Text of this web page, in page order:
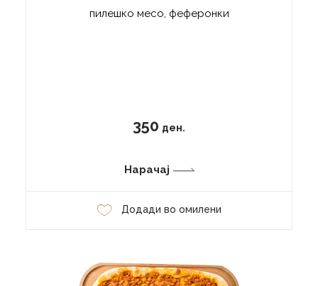
пилешко месо, феферонки
350 ден.
Нарачај
Додади во омилени